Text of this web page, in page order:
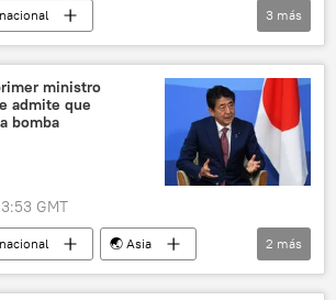
🌏 Asia
3 más
ministro
admite que
bomba
GMT
🌏 Asia
de Shinzo Abe
2 más